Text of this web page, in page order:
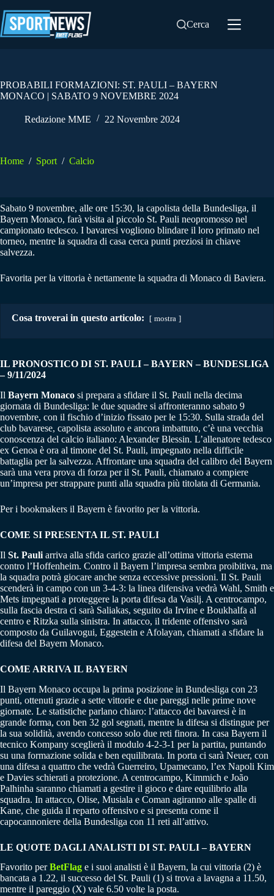
al
contenuto
Cerca
PROBABILI FORMAZIONI: ST. PAULI – BAYERN
MONACO | SABATO 9 NOVEMBRE 2024
Redazione MME 22 Novembre 2024
Home / Sport / Calcio
Sabato 9 novembre, alle ore 15:30, la capolista della Bundesliga, il
Bayern Monaco, farà visita al piccolo St. Pauli neopromosso nel
campionato tedesco. I bavaresi vogliono blindare il loro primato nel
torneo, mentre la squadra di casa cerca punti preziosi in chiave
salvezza.
Favorita per la vittoria è nettamente la squadra di Monaco di Baviera.
Cosa troverai in questo articolo: mostra
IL PRONOSTICO DI ST. PAULI – BAYERN–BUNDESLIGA
– 9/11/2024
Il Bayern Monaco si prepara a sfidare il St. Pauli nella decima
giornata di Bundesliga: le due squadre si affronteranno sabato 9
novembre, con il fischio d’inizio fissato per le 15:30. Sulla strada del
club bavarese, capolista assoluto e ancora imbattuto, c’è una vecchia
conoscenza del calcio italiano: Alexander Blessin. L’allenatore tedesco
ex Genoa è ora al timone del St. Pauli, impegnato nella difficile
battaglia per la salvezza. Affrontare una squadra del calibro del Bayern
sarà una vera prova di forza per il St. Pauli, chiamato a compiere
un’impresa per strappare punti alla squadra più titolata di Germania.
Per i bookmakers il Bayern è favorito per la vittoria.
COME SI PRESENTA IL ST. PAULI
Il St. Pauli arriva alla sfida carico grazie all’ottima vittoria esterna
contro l’Hoffenheim. Contro il Bayern l’impresa sembra proibitiva, ma
la squadra potrà giocare anche senza eccessive pressioni. Il St. Pauli
scenderà in campo con un 3-4-3: la linea difensiva vedrà Wahl, Smith e
Mets impegnati a proteggere la porta difesa da Vasilj. A centrocampo,
sulla fascia destra ci sarà Saliakas, seguito da Irvine e Boukhalfa al
centro e Ritzka sulla sinistra. In attacco, il tridente offensivo sarà
composto da Guilavogui, Eggestein e Afolayan, chiamati a sfidare la
difesa del Bayern Monaco.
COME ARRIVA IL BAYERN
Il Bayern Monaco occupa la prima posizione in Bundesliga con 23
punti, ottenuti grazie a sette vittorie e due pareggi nelle prime nove
giornate. Le statistiche parlano chiaro: l’attacco dei bavaresi è in
grande forma, con ben 32 gol segnati, mentre la difesa si distingue per
la sua solidità, avendo concesso solo due reti finora. In casa Bayern il
tecnico Kompany sceglierà il modulo 4-2-3-1 per la partita, puntando
su una formazione solida e ben equilibrata. In porta ci sarà Neuer, con
una difesa a quattro che vedrà Guerreiro, Upamecano, l’ex Napoli Kim
e Davies schierati a protezione. A centrocampo, Kimmich e João
Palhinha saranno chiamati a gestire il gioco e dare equilibrio alla
squadra. In attacco, Olise, Musiala e Coman agiranno alle spalle di
Kane, che guida il reparto offensivo e si presenta come il
capocannoniere della Bundesliga con 11 reti all’attivo.
LE QUOTE DAGLI ANALISTI DI ST. PAULI – BAYERN
Favorito perBetFlag e i suoi analisti è il Bayern, la cui vittoria (2) è
bancata a 1.22, il successo del St. Pauli (1) si trova a lavagna a 11.50,
mentre il pareggio (X) vale 6.50 volte la posta.